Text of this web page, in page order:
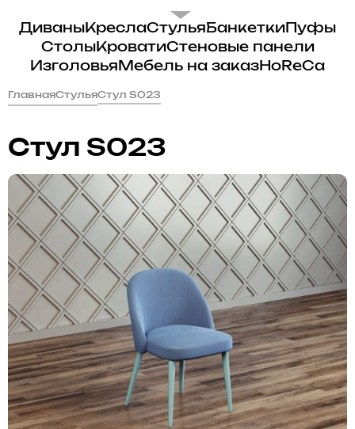
ДиваныКреслаСтульяБанкеткиПуфы
СтолыКроватиСтеновые панели
Изголовья Мебель на заказHoReCa
ГлавнаяСтульяСтул S023
Стул S023